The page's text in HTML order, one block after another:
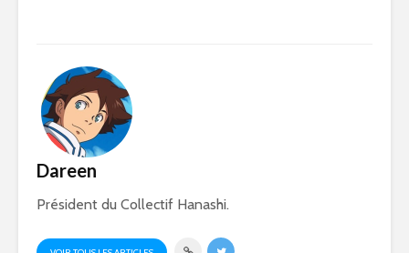
Dareen
Président du Collectif Hanashi.